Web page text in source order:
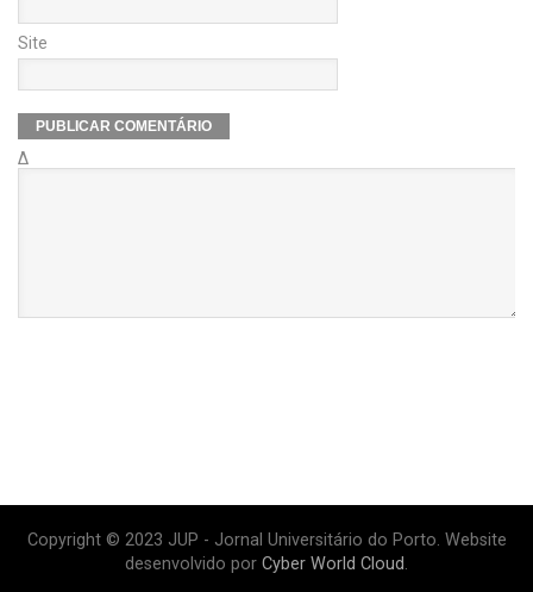
Site
Δ
Copyright © 2023 JUP - Jornal Universitário do Porto. Website
desenvolvido por Cyber World Cloud.